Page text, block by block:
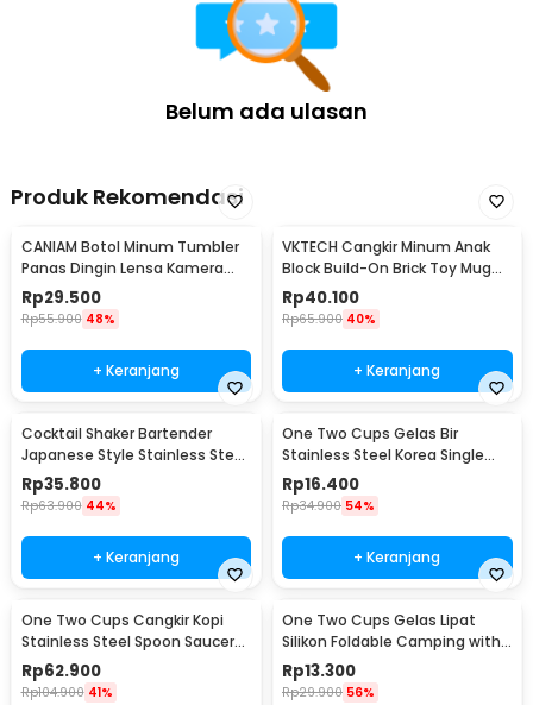
Rincian yang Anda dapatkan untuk pembelian produk ini:
1 x One Two Cups Gelas Kaca Aesthetic Kopi Dirty Latte with Lid
Belum ada ulasan
Produk Rekomendasi
CANIAM Botol Minum Tumbler
Panas Dingin Lensa Kamera
24-105mm 400ml
Rp29.500
Rp55.900 48%
+ Keranjang
VKTECH Cangkir Minum Anak
Block Build-On Brick Toy Mug
350ml - 936SN
Rp40.100
Rp65.900 40%
+ Keranjang
Cocktail Shaker Bartender
Japanese Style Stainless Steel
200ml
Rp35.800
Rp63.900 44%
+ Keranjang
One Two Cups Gelas Bir
Stainless Steel Korea Single
Wall Glass 180ml - J070
Rp16.400
Rp34.900 54%
+ Keranjang
One Two Cups Cangkir Kopi
Stainless Steel Spoon Saucer
Cup 120ml - 201
Rp62.900
Rp104.900 41%
One Two Cups Gelas Lipat
Silikon Foldable Camping with
Strap 200ml - F120
Rp13.300
Rp29.900 56%